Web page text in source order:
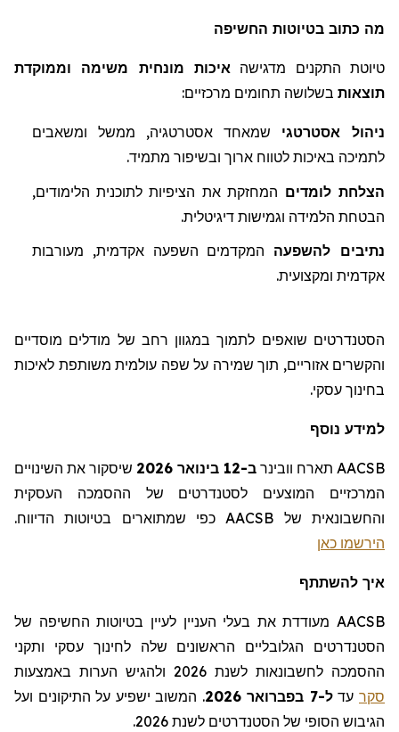
מה כתוב בטיוטות החשיפה
טיוטת התקנים מדגישה איכות מונחית משימה וממוקדת
תוצאות בשלושה תחומים מרכזיים:
ניהול אסטרטגי שמאחד אסטרטגיה, ממשל ומשאבים
לתמיכה באיכות לטווח ארוך ובשיפור מתמיד.
הצלחת לומדים המחזקת את הציפיות לתוכנית הלימודים,
הבטחת הלמידה וגמישות דיגיטלית.
נתיבים להשפעה המקדמים השפעה אקדמית, מעורבות
אקדמית ומקצועית.
הסטנדרטים שואפים לתמוך במגוון רחב של מודלים מוסדיים
והקשרים אזוריים, תוך שמירה על שפה עולמית משותפת לאיכות
בחינוך עסקי.
למידע נוסף
AACSB תארח וובינר ב-12 בינואר 2026 שיסקור את השינויים
המרכזיים המוצעים לסטנדרטים של ההסמכה העסקית
והחשבונאית של AACSB
כפי שמתוארים בטיוטות הדיווח.
הירשמו כאן
איך להשתתף
AACSB מעודדת את בעלי העניין לעיין בטיוטות החשיפה של
הסטנדרטים הגלובליים הראשונים שלה לחינוך עסקי ותקני
ההסמכה לחשבונאות לשנת 2026 ולהגיש הערות באמצעות
סקרעדל-7 בפברואר 2026 . המשוב ישפיע על התיקונים ועל
הגיבוש הסופי של הסטנדרטים לשנת 2026.